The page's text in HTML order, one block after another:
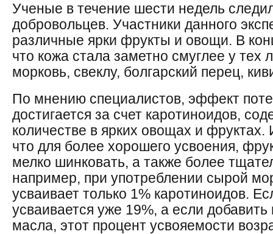
Ученые в течение шести недель
добровольцев. Участники данного
различные ярки фрукты и овощи. В
что кожа стала заметно смуглее у тех
морковь, свеклу, болгарский перец,
По мнению специалистов, эффект
достигается за счет каротиноидов,
количестве в ярких овощах и фруктах.
что для более хорошего усвоения,
мелко шинковать, а также более
например, при употреблении сырой
усваивает только 1% каротиноидов.
усваивается уже 19%, а если добавить
масла, этот процент усвояемости